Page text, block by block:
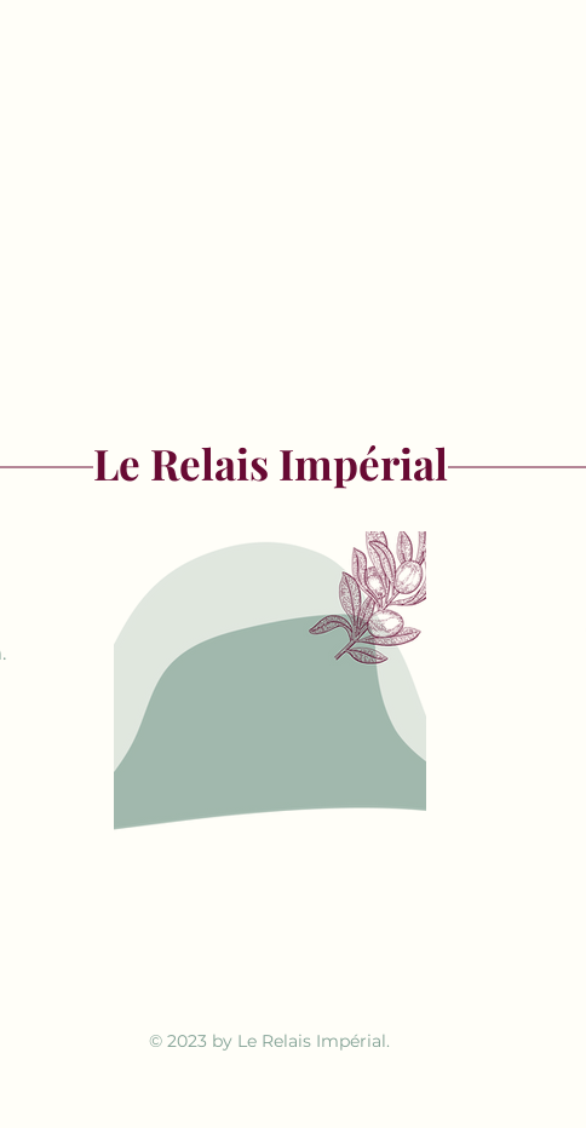
Le Relais Impérial
© 2023 by Le Relais Impérial.